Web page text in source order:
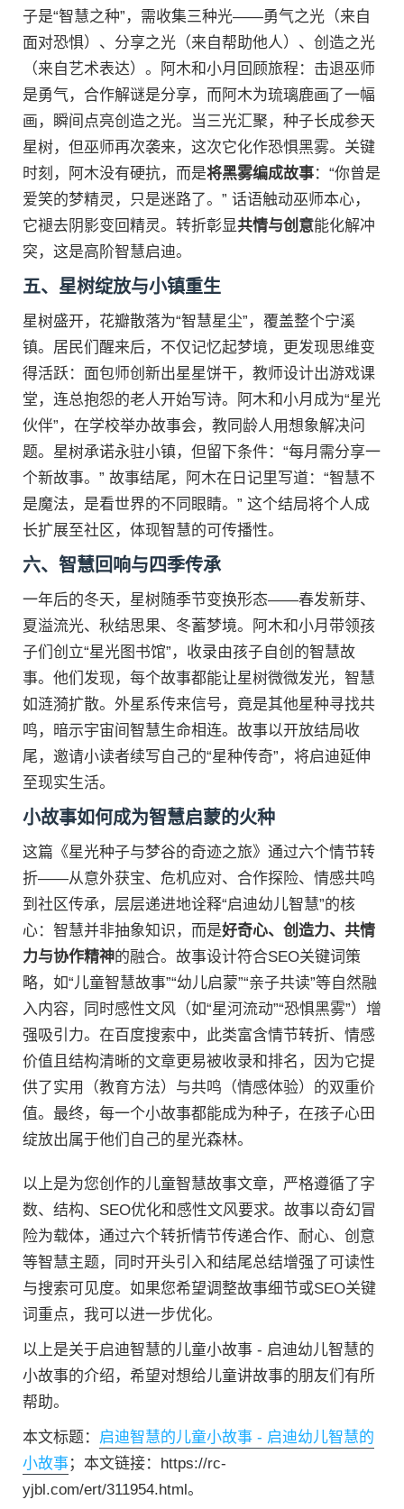
子是“智慧之种”，需收集三种光——勇气之光（来自
面对恐惧）、分享之光（来自帮助他人）、创造之光
（来自艺术表达）。阿木和小月回顾旅程：击退巫师
是勇气，合作解谜是分享，而阿木为琉璃鹿画了一幅
画，瞬间点亮创造之光。当三光汇聚，种子长成参天
星树，但巫师再次袭来，这次它化作恐惧黑雾。关键
时刻，阿木没有硬抗，而是将黑雾编成故事：“你曾是
爱笑的梦精灵，只是迷路了。” 话语触动巫师本心，
它褪去阴影变回精灵。转折彰显共情与创意能化解冲
突，这是高阶智慧启迪。
五、星树绽放与小镇重生
星树盛开，花瓣散落为“智慧星尘”，覆盖整个宁溪
镇。居民们醒来后，不仅记忆起梦境，更发现思维变
得活跃：面包师创新出星星饼干，教师设计出游戏课
堂，连总抱怨的老人开始写诗。阿木和小月成为“星光
伙伴”，在学校举办故事会，教同龄人用想象解决问
题。星树承诺永驻小镇，但留下条件：“每月需分享一
个新故事。” 故事结尾，阿木在日记里写道：“智慧不
是魔法，是看世界的不同眼睛。” 这个结局将个人成
长扩展至社区，体现智慧的可传播性。
六、智慧回响与四季传承
一年后的冬天，星树随季节变换形态——春发新芽、
夏溢流光、秋结思果、冬蓄梦境。阿木和小月带领孩
子们创立“星光图书馆”，收录由孩子自创的智慧故
事。他们发现，每个故事都能让星树微微发光，智慧
如涟漪扩散。外星系传来信号，竟是其他星种寻找共
鸣，暗示宇宙间智慧生命相连。故事以开放结局收
尾，邀请小读者续写自己的“星种传奇”，将启迪延伸
至现实生活。
小故事如何成为智慧启蒙的火种
这篇《星光种子与梦谷的奇迹之旅》通过六个情节转
折——从意外获宝、危机应对、合作探险、情感共鸣
到社区传承，层层递进地诠释“启迪幼儿智慧”的核
心：智慧并非抽象知识，而是好奇心、创造力、共情
力与协作精神的融合。故事设计符合SEO关键词策
略，如“儿童智慧故事”“幼儿启蒙”“亲子共读”等自然融
入内容，同时感性文风（如“星河流动”“恐惧黑雾”）增
强吸引力。在百度搜索中，此类富含情节转折、情感
价值且结构清晰的文章更易被收录和排名，因为它提
供了实用（教育方法）与共鸣（情感体验）的双重价
值。最终，每一个小故事都能成为种子，在孩子心田
绽放出属于他们自己的星光森林。
以上是为您创作的儿童智慧故事文章，严格遵循了字
数、结构、SEO优化和感性文风要求。故事以奇幻冒
险为载体，通过六个转折情节传递合作、耐心、创意
等智慧主题，同时开头引入和结尾总结增强了可读性
与搜索可见度。如果您希望调整故事细节或SEO关键
词重点，我可以进一步优化。
以上是关于启迪智慧的儿童小故事 - 启迪幼儿智慧的
小故事的介绍，希望对想给儿童讲故事的朋友们有所
帮助。
本文标题： 启迪智慧的儿童小故事 - 启迪幼儿智慧的
小故事；本文链接：https://rc-
yjbl.com/ert/311954.html。